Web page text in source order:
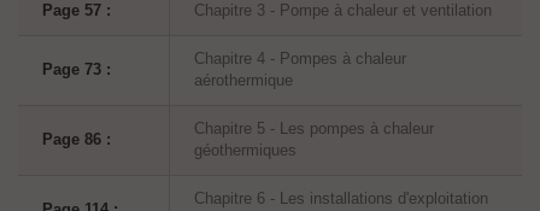
Page 57 : Chapitre 3 - Pompe à chaleur et ventilation
Page 73 :
Chapitre 4 - Pompes à chaleur
aérothermique
Page 86 :
Chapitre 5 - Les pompes à chaleur
géothermiques
Chapitre 6 - Les installations d'exploitation